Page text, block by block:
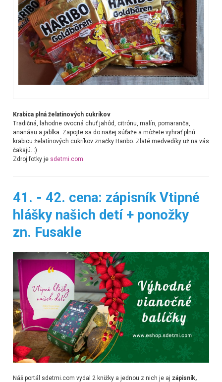
Krabica plná želatínových cukríkov
Tradičná, lahodne ovocná chuť jahôd, citrónu, malín, pomaranča,
ananásu a jablka. Zapojte sa do našej súťaže a môžete vyhrať plnú
krabicu želatínových cukríkov značky Haribo. Zlaté medvedíky už na vás
čakajú. :)
Zdroj fotky je sdetmi.com
41. - 42. cena: zápisník Vtipné
hlášky našich detí + ponožky
zn. Fusakle
Náš portál sdetmi.com vydal 2 knižky a jednou z nich je aj zápisník,